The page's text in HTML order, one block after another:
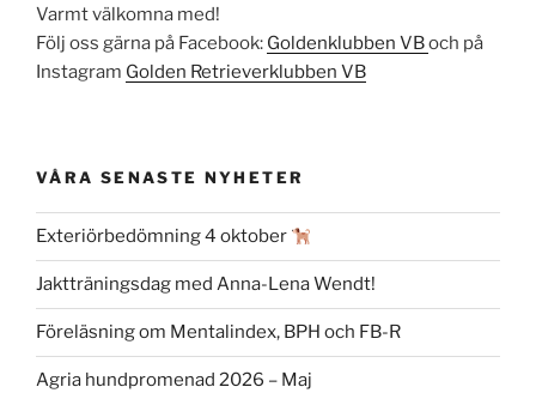
Varmt välkomna med!
Följ oss gärna på Facebook: Goldenklubben VBoch på
Instagram Golden Retrieverklubben VB
VÅRA SENASTE NYHETER
Exteriörbedömning 4 oktober
Jaktträningsdag med Anna-Lena Wendt!
Föreläsning om Mentalindex, BPH och FB-R
Agria hundpromenad 2026 – Maj